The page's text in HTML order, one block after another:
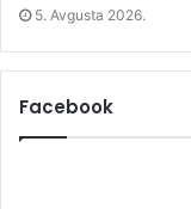
5. Avgusta 2026.
Facebook